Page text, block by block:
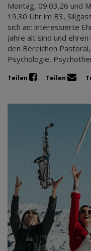
Montag, 09.03.26 und
19.30 Uhr im B3,
sich an: interessierte
Jahre alt sind und
den Bereichen
Psychologie,
Teilen Teilen